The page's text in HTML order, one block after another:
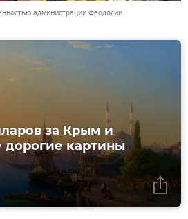
администрации Феодосии
за Крым и
картины